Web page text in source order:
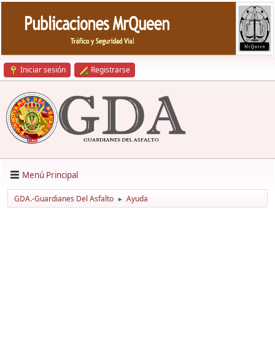
Iniciar sesión Registrarse
Menú Principal
GDA.-Guardianes Del Asfalto ► Ayuda